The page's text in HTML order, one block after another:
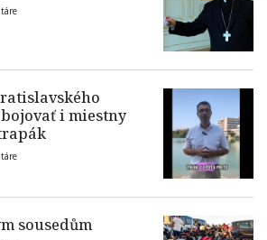
i miestny
sousedům